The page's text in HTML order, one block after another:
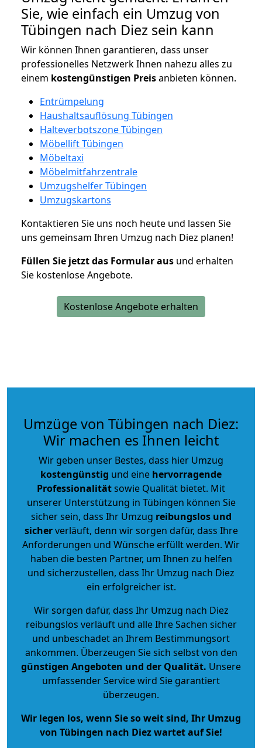
Sie, wie einfach ein Umzug von
Tübingen nach Diez sein kann
Wir können Ihnen garantieren, dass unser
professionelles Netzwerk Ihnen nahezu alles zu
einem kostengünstigen Preisanbieten können.
Entrümpelung
Haushaltsauflösung Tübingen
Halteverbotszone Tübingen
Möbellift Tübingen
Möbeltaxi
Möbelmitfahrzentrale
Umzugshelfer Tübingen
Umzugskartons
Kontaktieren Sie uns noch heute und lassen Sie
uns gemeinsam Ihren Umzug nach Diez planen!
Füllen Sie jetzt das Formular aus und erhalten
Sie kostenlose Angebote.
Kostenlose Angebote erhalten
Umzüge von Tübingen nach Diez:
Wir machen es Ihnen leicht
Wir geben unser Bestes, dass hier Umzug
kostengünstig und eine hervorragende
Professionalitätsowie Qualität bietet. Mit
unserer Unterstützung in Tübingen können Sie
sicher sein, dass Ihr Umzug reibungslos und
sicherverläuft, denn wir sorgen dafür, dass Ihre
Anforderungen und Wünsche erfüllt werden. Wir
haben die besten Partner, um Ihnen zu helfen
und sicherzustellen, dass Ihr Umzug nach Diez
ein erfolgreicher ist.
Wir sorgen dafür, dass Ihr Umzug nach Diez
reibungslos verläuft und alle Ihre Sachen sicher
und unbeschadet an Ihrem Bestimmungsort
ankommen. Überzeugen Sie sich selbst von den
günstigen Angeboten und der Qualität. Unsere
umfassender Service wird Sie garantiert
überzeugen.
Wir legen los, wenn Sie so weit sind, Ihr Umzug
von Tübingen nach Diez wartet auf Sie!